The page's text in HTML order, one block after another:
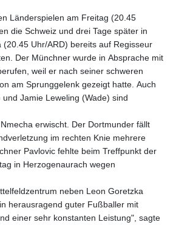
Länderspielen am Freitag (20.45
die Schweiz und drei Tage später in
Uhr/ARD) bereits auf Regisseur
Der Münchner wurde in Absprache mit
weil er nach seiner schweren
am Sprunggelenk gezeigt hatte. Auch
Jamie Leweling (Wade) sind
erwischt. Der Dortmunder fällt
im rechten Knie mehrere
Pavlovic fehlte beim Treffpunkt der
in Herzogenaurach wegen
neben Leon Goretzka
herausragend guter Fußballer mit
einer sehr konstanten Leistung", sagte